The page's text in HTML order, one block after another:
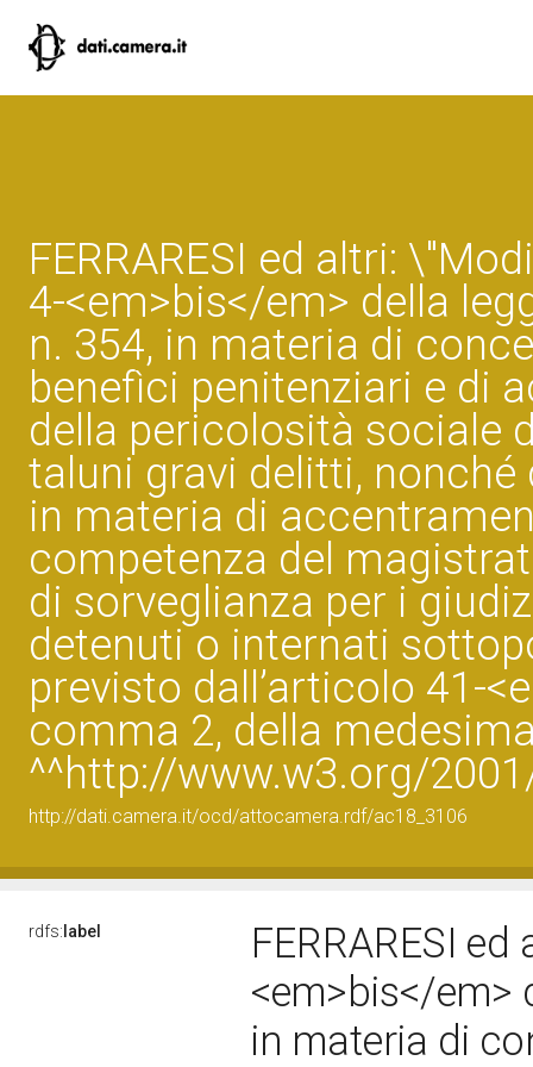
FERRARESI ed altri:
4-<em>bis</em> della
n. 354, in materia di
benefìci penitenziari e di
della pericolosità sociale
taluni gravi delitti, nonché
in materia di
competenza del
di sorveglianza per i
detenuti o internati
previsto dall’articolo 41-
comma 2, della
^^http://www.w3.org/
http://dati.camera.it/ocd/attocamera.rdf/ac18_3106
rdfs: label
FERRARESI
<em>bis</em>
in materia di